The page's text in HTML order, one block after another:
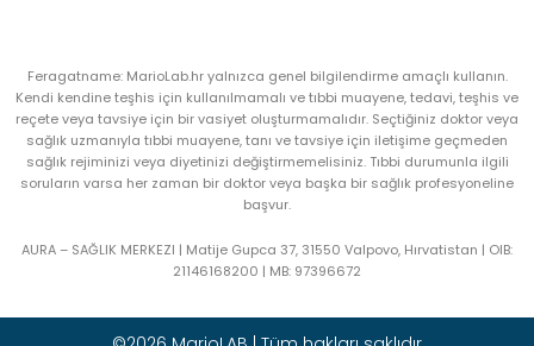
Feragatname: MarioLab.hr yalnızca genel bilgilendirme amaçlı kullanın.
Kendi kendine teşhis için kullanılmamalı ve tıbbi muayene, tedavi, teşhis ve
reçete veya tavsiye için bir vasiyet oluşturmamalıdır. Seçtiğiniz doktor veya
sağlık uzmanıyla tıbbi muayene, tanı ve tavsiye için iletişime geçmeden
sağlık rejiminizi veya diyetinizi değiştirmemelisiniz. Tıbbi durumunla ilgili
soruların varsa her zaman bir doktor veya başka bir sağlık profesyoneline
başvur.
AURA – SAĞLIK MERKEZI | Matije Gupca 37, 31550 Valpovo, Hırvatistan | OIB:
21146168200 | MB: 97396672